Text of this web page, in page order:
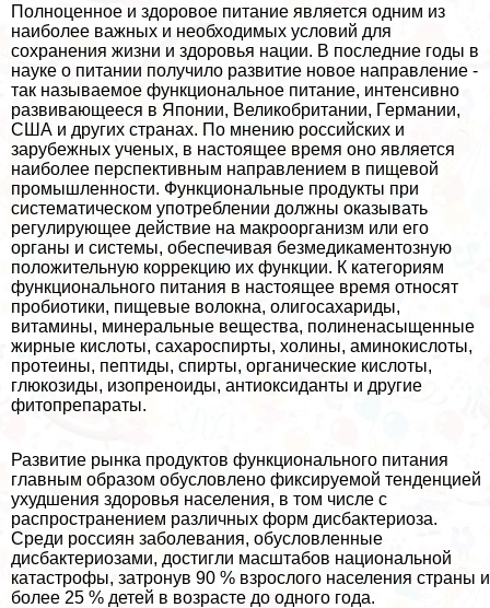
Полноценное и здоровое питание является одним из
наиболее важных и необходимых условий для
сохранения жизни и здоровья нации. В последние годы в
науке о питании получило развитие новое направление -
так называемое функциональное питание, интенсивно
развивающееся в Японии, Великобритании, Германии,
США и других странах. По мнению российских и
зарубежных ученых, в настоящее время оно является
наиболее перспективным направлением в пищевой
промышленности. Функциональные продукты при
систематическом употрeблении должны оказывать
регулирующее действие на макроорганизм или его
органы и системы, обеспечивая безмедикаментозную
положительную коррекцию их функции. К категориям
функционального питания в настоящее время относят
пробиотики, пищевые волокна, олигосахариды,
витамины, минеральные вещества, полиненасыщенные
жирные кислоты, сахароспирты, холины, аминокислоты,
протеины, пептиды, спирты, органические кислоты,
глюкозиды, изопреноиды, антиоксиданты и другие
фитопрепараты.
Развитие рынка продуктов функционального питания
главным образом обусловлено фиксируемой тенденцией
ухудшения здоровья населения, в том числе с
распространением различных форм дисбактериоза.
Среди россиян заболевания, обусловленные
дисбактериозами, достигли масштабов национальной
катастрофы, затронув 90 % взрослого населения страны и
более 25 % детей в возрасте до одного года.